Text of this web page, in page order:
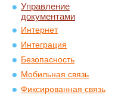
Управление
документами
Интернет
Интеграция
Безопасность
Мобильная связь
Фиксированная связь